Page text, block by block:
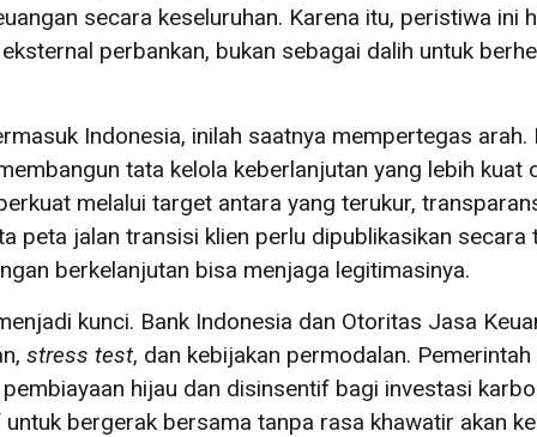
secara keseluruhan. Karena itu, peristiwa ini
perbankan, bukan sebagai dalih untuk
Indonesia, inilah saatnya mempertegas
tata kelola keberlanjutan yang lebih
melalui target antara yang terukur,
peta jalan transisi klien perlu dipublikasikan
berkelanjutan bisa menjaga legitimasinya.
kunci. Bank Indonesia dan Otoritas Jasa
stress test, dan kebijakan permodalan.
hijau dan disinsentif bagi investasi
bergerak bersama tanpa rasa khawatir akan